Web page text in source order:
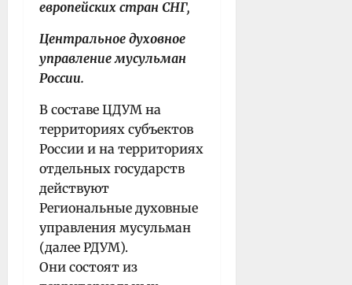
европейских стран СНГ,
Центральное духовное
управление мусульман
России.
В составе ЦДУМ на
территориях субъектов
России и на территориях
отдельных государств
действуют
Региональные духовные
управления мусульман
(далее РДУМ).
Они состоят из